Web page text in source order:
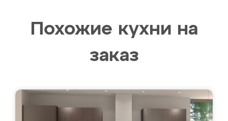
Похожие кухни на
заказ